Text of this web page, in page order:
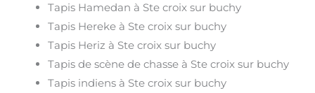
Tapis Hamedan à Ste croix sur buchy
Tapis Hereke à Ste croix sur buchy
Tapis Heriz à Ste croix sur buchy
Tapis de scène de chasse à Ste croix sur buchy
Tapis indiens à Ste croix sur buchy